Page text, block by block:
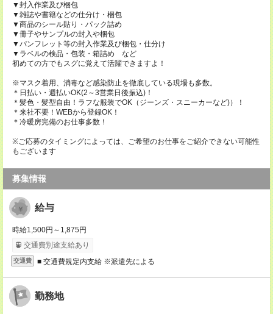
▼封入作業及び梱包
▼雑誌や書籍などの仕分け・梱包
▼商品のシール貼り・パック詰め
▼冊子やサンプルの封入や梱包
▼パンフレット等の封入作業及び梱包・仕分け
▼ラベルの検品・包装・箱詰め など
初めての方でもスグに覚えて活躍できますよ！
※マスク着用、消毒など感染防止を徹底している現場も多数。
＊日払い・週払いOK(2～3営業日後振込)！
＊髪色・髪型自由！ラフな服装でOK（ジーンズ・スニーカーなど)）！
＊来社不要！WEBから登録OK！
＊冷暖房完備のお仕事多数！
※ご応募のタイミングによっては、ご希望のお仕事をご紹介できない可能性
もございます
募集情報
給与
時給1,500円～1,875円
交通費別途支給あり
交通費 ■ 交通費規定内支給 ※派遣先による
勤務地